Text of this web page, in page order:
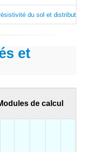
du sol et distribution
et
de calcul